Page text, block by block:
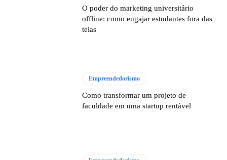
O poder do marketing universitário
offline: como engajar estudantes fora das
telas
Empreendedorismo
Como transformar um projeto de
faculdade em uma startup rentável